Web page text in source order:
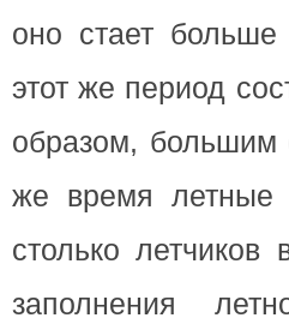
оно стает
этот же период
образом, большим
же время летные
столько
заполнения